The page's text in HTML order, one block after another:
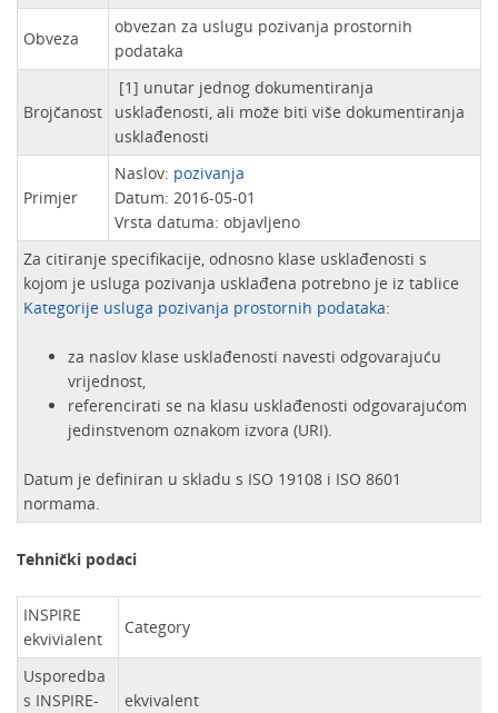
Obveza
obvezan za uslugu pozivanja prostornih
podataka
Brojčanost
[1] unutar jednog dokumentiranja
usklađenosti, ali može biti više dokumentiranja
usklađenosti
Primjer
Naslov: pozivanja
Datum: 2016-05-01
Vrsta datuma: objavljeno
Za citiranje specifikacije, odnosno klase usklađenosti s
kojom je usluga pozivanja usklađena potrebno je iz tablice
Kategorije usluga pozivanja prostornih podataka:
za naslov klase usklađenosti navesti odgovarajuću
vrijednost,
referencirati se na klasu usklađenosti odgovarajućom
jedinstvenom oznakom izvora (URI).
Datum je definiran u skladu s ISO 19108 i ISO 8601
normama.
Tehnički podaci
INSPIRE
ekvivialent
Category
Usporedba
s INSPIRE-
ekvivalent